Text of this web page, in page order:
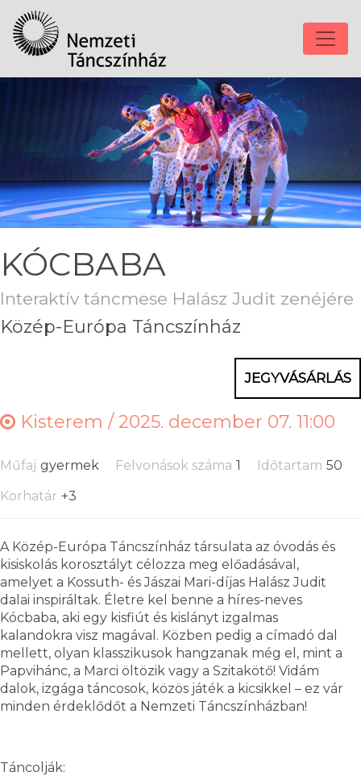
KÓCBABA
Interaktív táncmese Halász Judit zenéjére
Közép-Európa Táncszínház
JEGYVÁSÁRLÁS
Kisterem /2025. december 07. 11:00
Műfaj gyermek Felvonások száma 1 Időtartam 50
Korhatár +3
A Közép-Európa Táncszínház társulata az óvodás és
kisiskolás korosztályt célozza meg előadásával,
amelyet a Kossuth- és Jászai Mari-díjas Halász Judit
dalai inspiráltak. Életre kel benne a híres-neves
Kócbaba, aki egy kisfiút és kislányt izgalmas
kalandokra visz magával. Közben pedig a címadó dal
mellett, olyan klasszikusok hangzanak még el, mint a
Papvihánc, a Marci öltözik vagy a Szitakötő! Vidám
dalok, izgága táncosok, közös játék a kicsikkel – ez vár
minden érdeklődőt a Nemzeti Táncszínházban!
Táncolják: